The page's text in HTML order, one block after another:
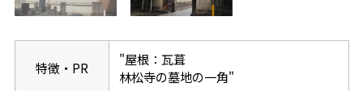
特徴・PR
"屋根：瓦葺
林松寺の墓地の一角"